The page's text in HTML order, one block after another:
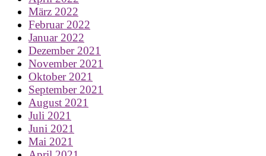
März 2022
Februar 2022
Januar 2022
Dezember 2021
November 2021
Oktober 2021
September 2021
August 2021
Juli 2021
Juni 2021
Mai 2021